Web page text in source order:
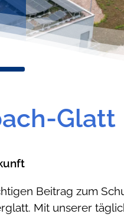
Glatt
Beitrag zum
Mit unserer